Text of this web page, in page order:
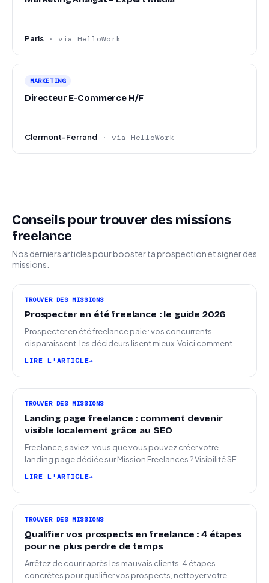
Paris · via HelloWork
MARKETING
Directeur E-Commerce H/F
Clermont-Ferrand · via HelloWork
Conseils pour trouver des missions
freelance
Nos derniers articles pour booster ta prospection et signer des
missions.
TROUVER DES MISSIONS
Prospecter en été freelance : le guide 2026
Prospecter en été freelance paie : vos concurrents
disparaissent, les décideurs lisent mieux. Voici comment
LIRE L'ARTICLE
TROUVER DES MISSIONS
Landing page freelance : comment devenir
visible localement grâce au SEO
Freelance, saviez-vous que vous pouvez créer votre
landing page dédiée sur Mission Freelances ? Visibilité SEO
LIRE L'ARTICLE
TROUVER DES MISSIONS
Qualifier vos prospects en freelance : 4 étapes
pour ne plus perdre de temps
Arrêtez de courir après les mauvais clients. 4 étapes
concrètes pour qualifier vos prospects, nettoyer votre